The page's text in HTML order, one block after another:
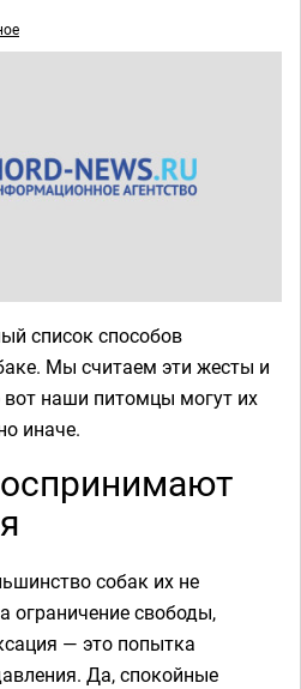
список способов
Мы считаем эти жесты и
наши питомцы могут их
иначе.
собак их не
ограничение свободы,
— это попытка
Да, спокойные